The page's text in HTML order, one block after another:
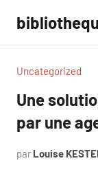
contenu
Uncategorized
Une
par une
par Louise